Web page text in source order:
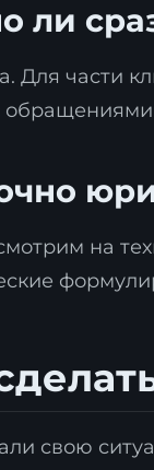
ли
Для части
обращениями
на
свою